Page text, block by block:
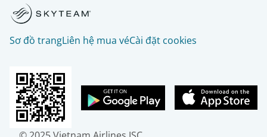
Sơ đồ trangLiên hệ mua véCài đặt cookies